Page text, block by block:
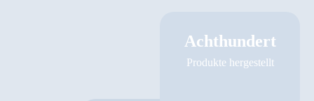
Achthundert
Produkte hergestellt